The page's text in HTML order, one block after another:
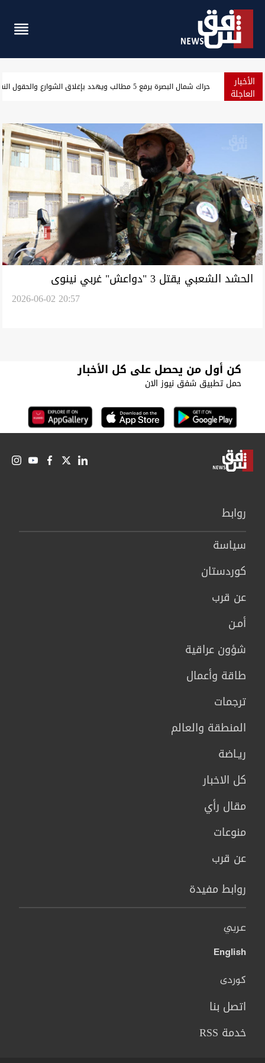
الأخبار
العاجلة حراك شمال البصرة يرفع 5 مطالب ويهدد بإغلاق الشوارع والحقول النفطية
الحشد الشعبي يقتل 3 "دواعش" غربي نينوى
2026-06-02 20:57
كن أول من يحصل على كل الأخبار
حمل تطبيق شفق نيوز الان
روابط
سیاسة
كوردستان
عن قرب
أمـن
شؤون عراقية
طاقة وأعمال
ترجمات
المنطقة والعالم
ريـاضة
كل الاخبار
مقال رأي
منوعات
عن قرب
روابط مفيدة
عربي
English
کوردی
اتصل بنا
خدمة RSS